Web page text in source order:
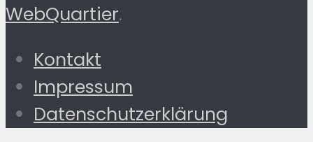
WebQuartier.
Kontakt
Impressum
Datenschutzerklärung